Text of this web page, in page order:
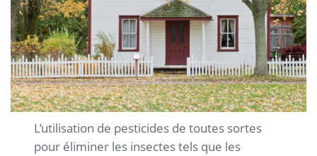
L’utilisation de pesticides de toutes sortes
pour éliminer les insectes tels que les